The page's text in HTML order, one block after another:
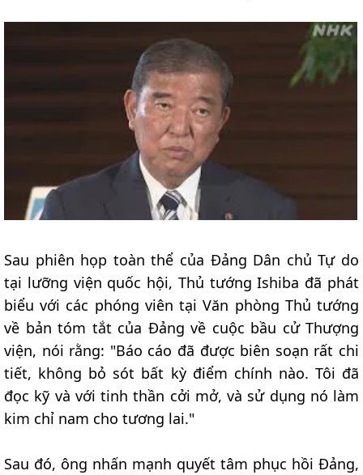
Sau phiên họp toàn thể của Đảng Dân chủ Tự do
tại lưỡng viện quốc hội, Thủ tướng Ishiba đã phát
biểu với các phóng viên tại Văn phòng Thủ tướng
về bản tóm tắt của Đảng về cuộc bầu cử Thượng
viện, nói rằng: "Báo cáo đã được biên soạn rất chi
tiết, không bỏ sót bất kỳ điểm chính nào. Tôi đã
đọc kỹ và với tinh thần cởi mở, và sử dụng nó làm
kim chỉ nam cho tương lai."
Sau đó, ông nhấn mạnh quyết tâm phục hồi Đảng,